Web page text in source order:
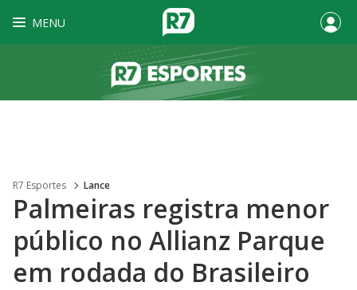
MENU
R7 Esportes Lance
Palmeiras registra menor
público no Allianz Parque
em rodada do Brasileiro